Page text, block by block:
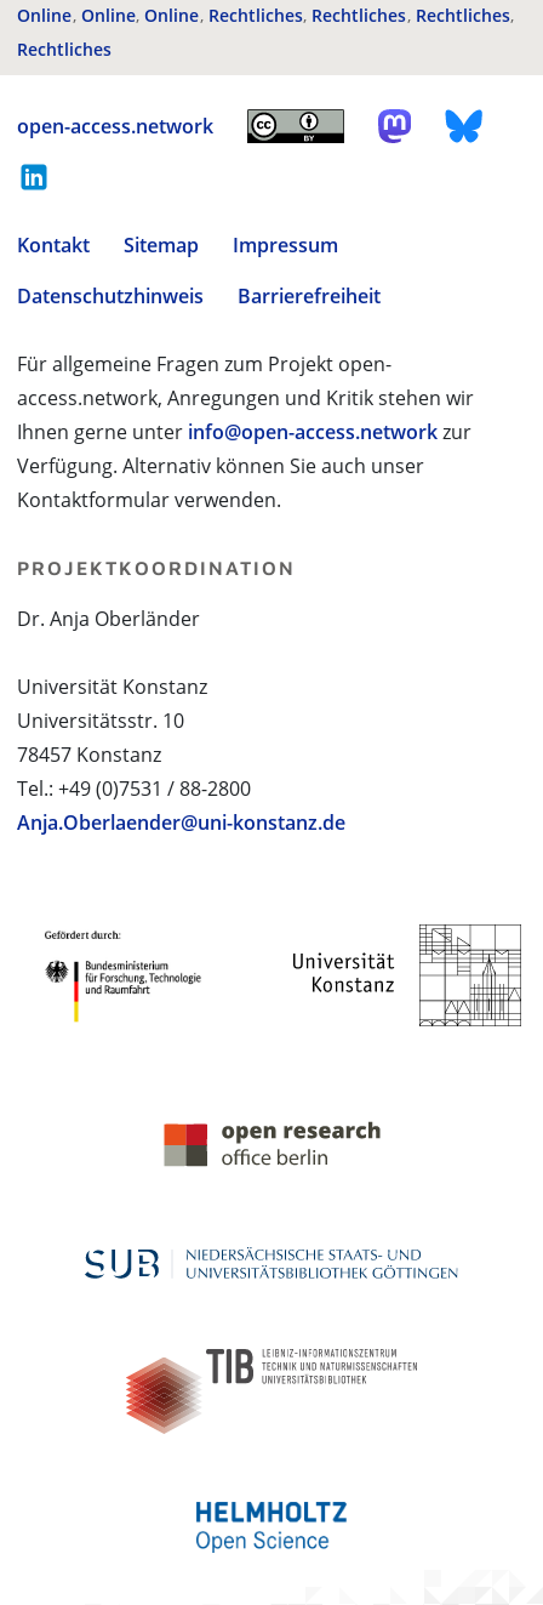
Online Online Online Rechtliches Rechtliches Rechtliches
Rechtliches
open-access.network
Kontakt Sitemap
Impressum
Datenschutzhinweis
Barrierefreiheit
Für allgemeine Fragen zum Projekt open-
access.network, Anregungen und Kritik stehen wir
Ihnen gerne unter info@open-access.networkzur
Verfügung. Alternativ können Sie auch unser
Kontaktformular verwenden.
PROJEKTKOORDINATION
Dr. Anja Oberländer
Universität Konstanz
Universitätsstr. 10
78457 Konstanz
Tel.: +49 (0)7531 / 88-2800
Anja.Oberlaender@uni-konstanz.de